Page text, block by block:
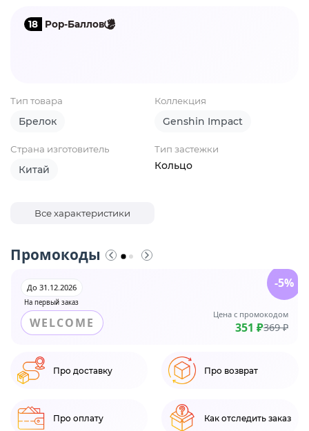
18 Pop-Баллов
Тип товара
Брелок
Коллекция
Genshin Impact
Страна изготовитель
Китай
Тип застежки
Кольцо
Все характеристики
Промокоды
На первый заказ
До 31.12.2026
WELCOME
Цена с промокодом
351 ₽369 ₽
-5%
Про доставку Про возврат
Про оплату Как отследить заказ